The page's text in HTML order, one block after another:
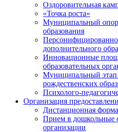
Оздоровительная
«Точка роста»
Муниципальный
образования
дополнительного
Инновационные
образовательных
Муниципальный
рождественских
Психолого-
Организация
Дистанционная
Прием в дошкольные
организации